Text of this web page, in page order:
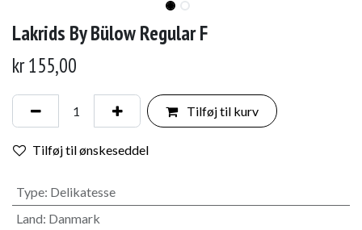
Lakrids By Bülow Regular F
kr155,00
Tilføj til kurv
Tilføj til ønskeseddel
Type: Delikatesse
Land: Danmark